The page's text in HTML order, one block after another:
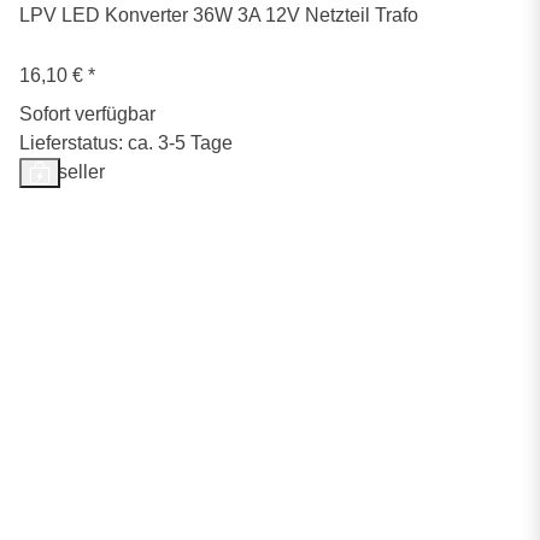
LPV LED Konverter 36W 3A 12V Netzteil Trafo
16,10 € *
Sofort verfügbar
Lieferstatus: ca. 3-5 Tage
Bestseller